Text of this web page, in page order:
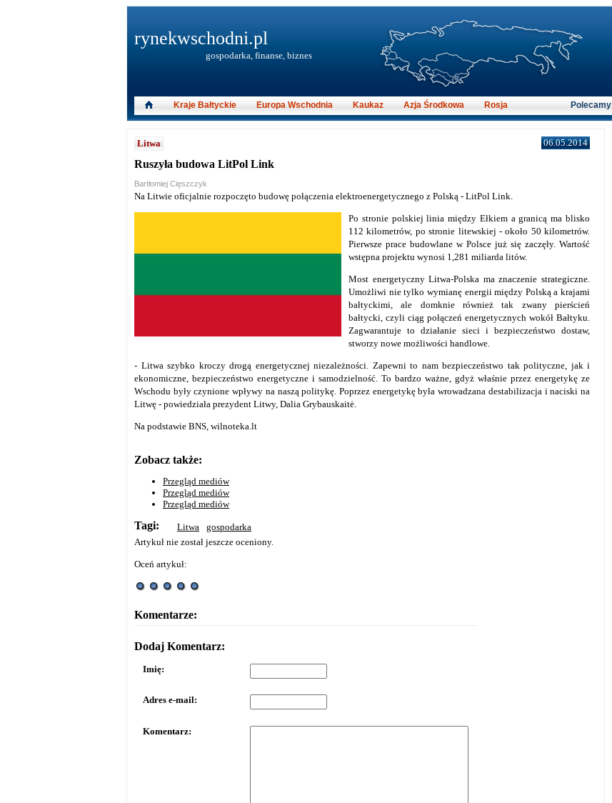
Litwa 06.05.2014
Ruszyła budowa LitPol Link
Bartłomiej Cięszczyk
Na Litwie oficjalnie rozpoczęto budowę połączenia elektroenergetycznego z Polską - LitPol Link.
Po stronie polskiej linia między Ełkiem a granicą ma blisko
112 kilometrów, po stronie litewskiej - około 50 kilometrów.
Pierwsze prace budowlane w Polsce już się zaczęły. Wartość
wstępna projektu wynosi 1,281 miliarda litów.
Most energetyczny Litwa-Polska ma znaczenie strategiczne.
Umożliwi nie tylko wymianę energii między Polską a krajami
bałtyckimi, ale domknie również tak zwany pierścień
bałtycki, czyli ciąg połączeń energetycznych wokół Bałtyku.
Zagwarantuje to działanie sieci i bezpieczeństwo dostaw,
stworzy nowe możliwości handlowe.
- Litwa szybko kroczy drogą energetycznej niezależności. Zapewni to nam bezpieczeństwo tak polityczne, jak i
ekonomiczne, bezpieczeństwo energetyczne i samodzielność. To bardzo ważne, gdyż właśnie przez energetykę ze
Wschodu były czynione wpływy na naszą politykę. Poprzez energetykę była wrowadzana destabilizacja i naciski na
Litwę - powiedziała prezydent Litwy, Dalia Grybauskaitė.
Na podstawie BNS, wilnoteka.lt
Zobacz także:
Przegląd mediów
Przegląd mediów
Przegląd mediów
Tagi: Litwa
gospodarka
Artykuł nie został jeszcze oceniony.
Oceń artykuł:
Komentarze:
Dodaj Komentarz:
Imię:
Adres e-mail:
Komentarz:
rynekwschodni.pl
gospodarka, finanse, biznes
Kraje Bałtyckie Europa Wschodnia Kaukaz Azja Środkowa Rosja Polecamy